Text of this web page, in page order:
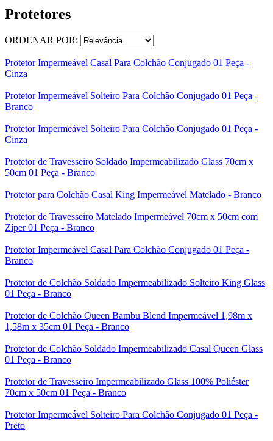
Protetores
ORDENAR POR:
Protetor Impermeável Casal Para Colchão Conjugado 01 Peça -
Cinza
Protetor Impermeável Solteiro Para Colchão Conjugado 01 Peça -
Branco
Protetor Impermeável Solteiro Para Colchão Conjugado 01 Peça -
Cinza
Protetor de Travesseiro Soldado Impermeabilizado Glass 70cm x
50cm 01 Peça - Branco
Protetor para Colchão Casal King Impermeável Matelado - Branco
Protetor de Travesseiro Matelado Impermeável 70cm x 50cm com
Zíper 01 Peça - Branco
Protetor Impermeável Casal Para Colchão Conjugado 01 Peça -
Branco
Protetor de Colchão Soldado Impermeabilizado Solteiro King Glass
01 Peça - Branco
Protetor de Colchão Queen Bambu Blend Impermeável 1,98m x
1,58m x 35cm 01 Peça - Branco
Protetor de Colchão Soldado Impermeabilizado Casal Queen Glass
01 Peça - Branco
Protetor de Travesseiro Impermeabilizado Glass 100% Poliéster
70cm x 50cm 01 Peça - Branco
Protetor Impermeável Solteiro Para Colchão Conjugado 01 Peça -
Preto